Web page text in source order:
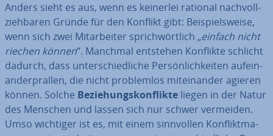
Anders sieht es aus, wenn es keinerlei rational nach­voll­
zieh­ba­ren Gründe für den Konflikt gibt: Bei­spiels­wei­se,
wenn sich zwei Mit­ar­bei­ter sprich­wört­lich „einfach nicht
riechen können“. Manchmal entstehen Konflikte schlicht
dadurch, dass un­ter­schied­li­che Per­sön­lich­kei­ten auf­ein­
an­der­pral­len, die nicht pro­blem­los mit­ein­an­der agieren
können. Solche Be­zie­hungs­kon­flik­te liegen in der Natur
des Menschen und lassen sich nur schwer vermeiden.
Umso wichtiger ist es, mit einem sinn­vol­len Kon­flikt­ma­